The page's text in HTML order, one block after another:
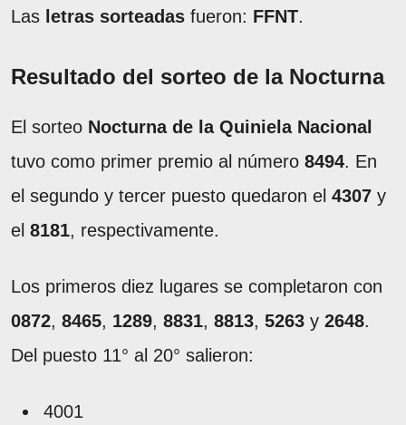
Las letras sorteadas fueron: FFNT.
Resultado del sorteo de la Nocturna
El sorteo Nocturna de la Quiniela Nacional
tuvo como primer premio al número 8494. En
el segundo y tercer puesto quedaron el 4307 y
el 8181, respectivamente.
Los primeros diez lugares se completaron con
0872, 8465, 1289, 8831, 8813, 5263 y 2648.
Del puesto 11° al 20° salieron:
4001